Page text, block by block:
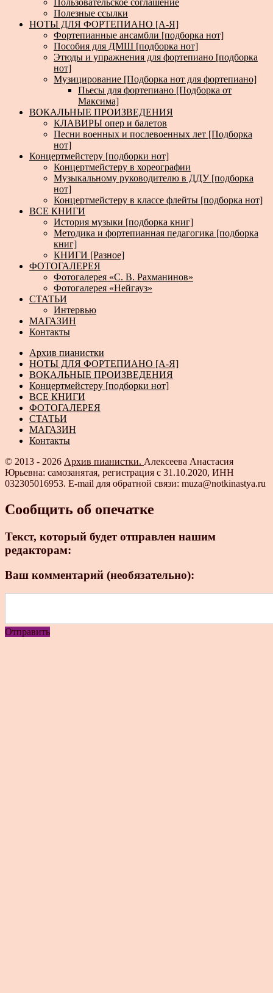
Пользовательское соглашение
Полезные ссылки
НОТЫ ДЛЯ ФОРТЕПИАНО [А-Я]
Фортепианные ансамбли [подборка нот]
Пособия для ДМШ [подборка нот]
Этюды и упражнения для фортепиано [подборка
нот]
Музицирование [Подборка нот для фортепиано]
Пьесы для фортепиано [Подборка от
Максима]
ВОКАЛЬНЫЕ ПРОИЗВЕДЕНИЯ
КЛАВИРЫ опер и балетов
Песни военных и послевоенных лет [Подборка
нот]
Концертмейстеру [подборки нот]
Концертмейстеру в хореографии
Музыкальному руководителю в ДДУ [подборка
нот]
Концертмейстеру в классе флейты [подборка нот]
ВСЕ КНИГИ
История музыки [подборка книг]
Методика и фортепианная педагогика [подборка
книг]
КНИГИ [Разное]
ФОТОГАЛЕРЕЯ
Фотогалерея «С. В. Рахманинов»
Фотогалерея «Нейгауз»
СТАТЬИ
Интервью
МАГАЗИН
Контакты
Архив пианистки
НОТЫ ДЛЯ ФОРТЕПИАНО [А-Я]
ВОКАЛЬНЫЕ ПРОИЗВЕДЕНИЯ
Концертмейстеру [подборки нот]
ВСЕ КНИГИ
ФОТОГАЛЕРЕЯ
СТАТЬИ
МАГАЗИН
Контакты
© 2013 - 2026 Архив пианистки. Алексеева Анастасия
Юрьевна: самозанятая, регистрация с 31.10.2020, ИНН
032305016953. E-mail для обратной связи: muza@notkinastya.ru
Сообщить об опечатке
Текст, который будет отправлен нашим
редакторам:
Ваш комментарий (необязательно):
Отправить